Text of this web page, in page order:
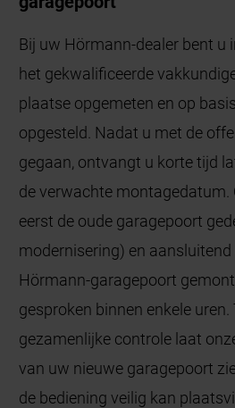
Bij uw Hörmann-dealer bent u
het gekwalificeerde
plaatse opgemeten en op
opgesteld. Nadat u met de
gegaan, ontvangt u korte tijd
de verwachte montagedatum.
eerst de oude garagepoort
modernisering) en
Hörmann-garagepoort
gesproken binnen enkele uren.
gezamenlijke controle laat
van uw nieuwe garagepoort
de bediening veilig kan